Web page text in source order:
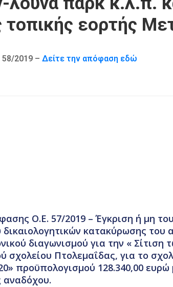
τοπικής εορτής
2019 – Δείτε την απόφαση εδώ
Ο.Ε. 57/2019 – Έγκριση ή μη
δικαιολογητικών κατακύρωσης του
διαγωνισμού για την « Σίτιση
σχολείου Πτολεμαΐδας, για το
προϋπολογισμού 128.340,00
αναδόχου.